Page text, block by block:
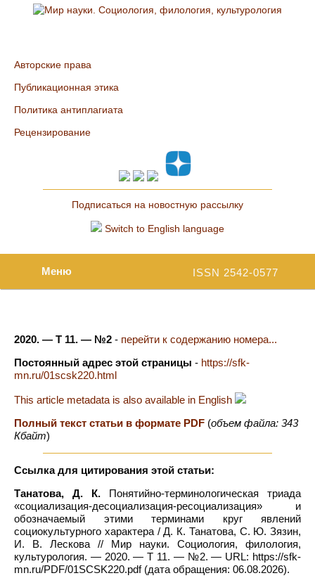
Авторские права
Публикационная этика
Политика антиплагиата
Рецензирование
Подписаться на новостную рассылку
Switch to English language
ISSN 2542-0577
Меню
2020. — Т 11. — №2 - перейти к содержанию номера...
Постоянный адрес этой страницы - https://sfk-
mn.ru/01scsk220.html
This article metadata is also available in English
Полный текст статьи в формате PDF (объем файла: 343
Кбайт)
Ссылка для цитирования этой статьи:
Танатова, Д. К. Понятийно-терминологическая триада
«социализация-десоциализация-ресоциализация» и
обозначаемый этими терминами круг явлений
социокультурного характера / Д. К. Танатова, С. Ю. Зязин,
И. В. Лескова // Мир науки. Социология, филология,
культурология. — 2020. — Т 11. — №2. — URL: https://sfk-
mn.ru/PDF/01SCSK220.pdf (дата обращения: 06.08.2026).